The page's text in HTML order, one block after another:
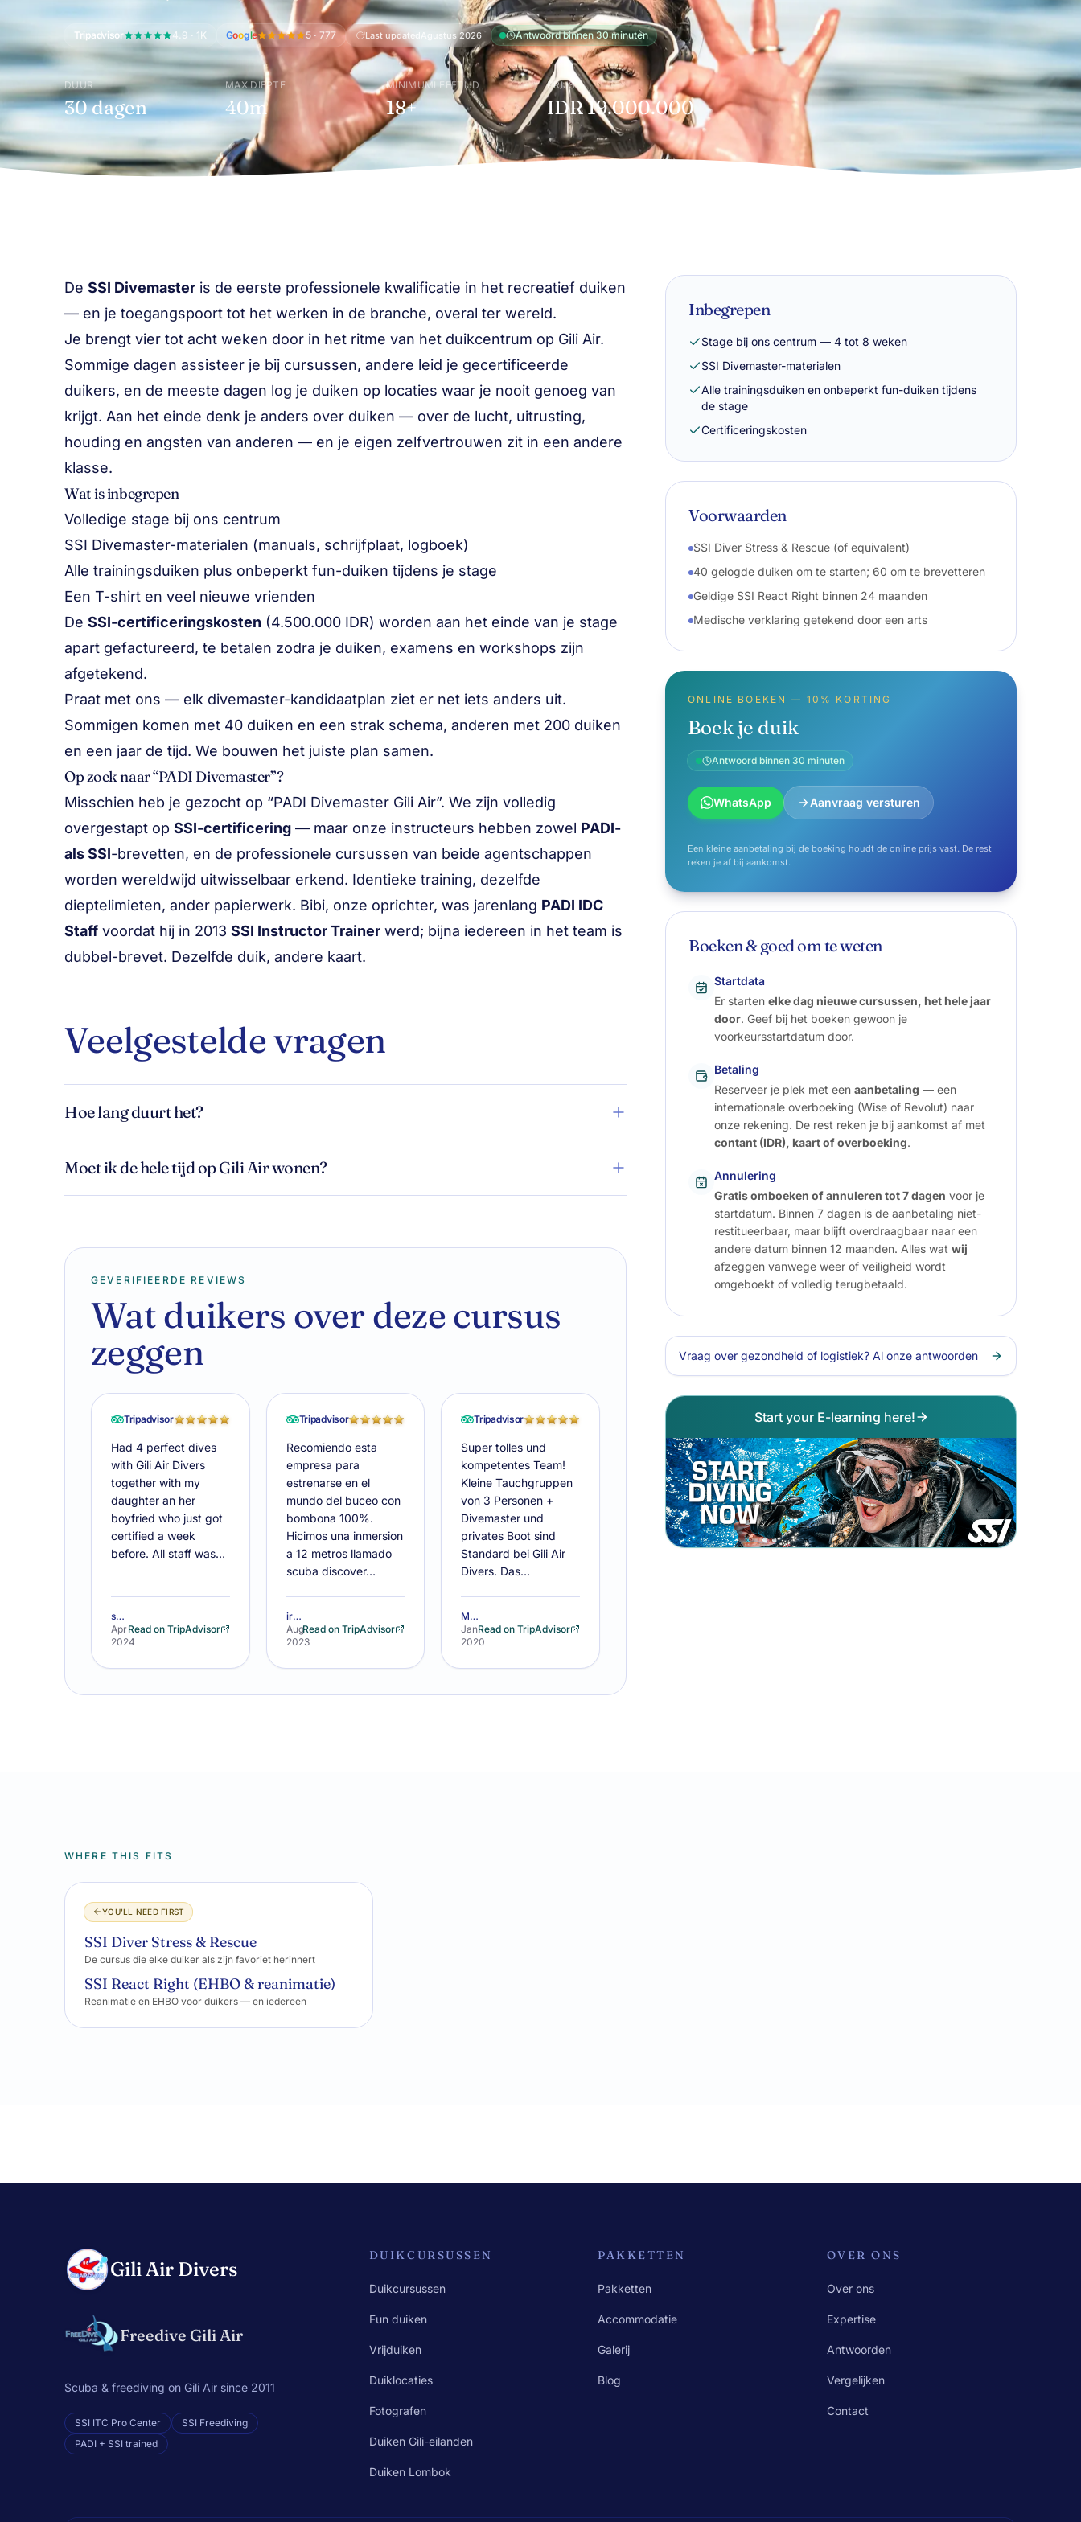
Tripadvisor 4.9 · 1K Google 5 · 777 Last updated Agustus 2026 Antwoord binnen 30 minuten
DUUR
30 dagen
MAX DIEPTE
40m
MINIMUMLEEFTIJD
18+
PRIJS
IDR 19.000.000
De SSI Divemaster is de eerste professionele kwalificatie in het recreatief duiken
— en je toegangspoort tot het werken in de branche, overal ter wereld.
Je brengt vier tot acht weken door in het ritme van het duikcentrum op Gili Air.
Sommige dagen assisteer je bij cursussen, andere leid je gecertificeerde
duikers, en de meeste dagen log je duiken op locaties waar je nooit genoeg van
krijgt. Aan het einde denk je anders over duiken — over de lucht, uitrusting,
houding en angsten van anderen — en je eigen zelfvertrouwen zit in een andere
klasse.
Wat is inbegrepen
Volledige stage bij ons centrum
SSI Divemaster-materialen (manuals, schrijfplaat, logboek)
Alle trainingsduiken plus onbeperkt fun-duiken tijdens je stage
Een T-shirt en veel nieuwe vrienden
De SSI-certificeringskosten (4.500.000 IDR) worden aan het einde van je stage
apart gefactureerd, te betalen zodra je duiken, examens en workshops zijn
afgetekend.
Praat met ons — elk divemaster-kandidaatplan ziet er net iets anders uit.
Sommigen komen met 40 duiken en een strak schema, anderen met 200 duiken
en een jaar de tijd. We bouwen het juiste plan samen.
Op zoek naar “PADI Divemaster”?
Misschien heb je gezocht op “PADI Divemaster Gili Air”. We zijn volledig
overgestapt op SSI-certificering — maar onze instructeurs hebben zowel PADI-
als SSI-brevetten, en de professionele cursussen van beide agentschappen
worden wereldwijd uitwisselbaar erkend. Identieke training, dezelfde
dieptelimieten, ander papierwerk. Bibi, onze oprichter, was jarenlang PADI IDC
Staff voordat hij in 2013 SSI Instructor Trainer werd; bijna iedereen in het team is
dubbel-brevet. Dezelfde duik, andere kaart.
Veelgestelde vragen
Hoe lang duurt het?
Moet ik de hele tijd op Gili Air wonen?
GEVERIFIEERDE REVIEWS
Wat duikers over deze cursus
zeggen
Tripadvisor
Had 4 perfect dives
with Gili Air Divers
together with my
daughter an her
boyfried who just got
certified a week
before. All staff was…
skotti112
Apr
2024
Read on TripAdvisor
Tripadvisor
Recomiendo esta
empresa para
estrenarse en el
mundo del buceo con
bombona 100%.
Hicimos una inmersion
a 12 metros llamado
scuba discover…
irenetor92
Aug
2023
Read on TripAdvisor
Tripadvisor
Super tolles und
kompetentes Team!
Kleine Tauchgruppen
von 3 Personen +
Divemaster und
privates Boot sind
Standard bei Gili Air
Divers. Das…
MoritzB418
Jan
2020
Read on TripAdvisor
Inbegrepen
Stage bij ons centrum — 4 tot 8 weken
SSI Divemaster-materialen
Alle trainingsduiken en onbeperkt fun-duiken tijdens
de stage
Certificeringskosten
Voorwaarden
SSI Diver Stress & Rescue (of equivalent)
40 gelogde duiken om te starten; 60 om te brevetteren
Geldige SSI React Right binnen 24 maanden
Medische verklaring getekend door een arts
ONLINE BOEKEN — 10% KORTING
Boek je duik
Antwoord binnen 30 minuten
WhatsApp Aanvraag versturen
Een kleine aanbetaling bij de boeking houdt de online prijs vast. De rest
reken je af bij aankomst.
Boeken & goed om te weten
Startdata
Er startenelke dag nieuwe cursussen, het hele jaar
door. Geef bij het boeken gewoon je
voorkeursstartdatum door.
Betaling
Reserveer je plek met eenaanbetaling — een
internationale overboeking (Wise of Revolut) naar
onze rekening. De rest reken je bij aankomst af met
contant (IDR), kaart of overboeking.
Annulering
Gratis omboeken of annuleren tot 7 dagen voor je
startdatum. Binnen 7 dagen is de aanbetaling niet-
restitueerbaar, maar blijft overdraagbaar naar een
andere datum binnen 12 maanden. Alles watwij
afzeggen vanwege weer of veiligheid wordt
omgeboekt of volledig terugbetaald.
Vraag over gezondheid of logistiek? Al onze antwoorden
Start your E-learning here!
WHERE THIS FITS
YOU'LL NEED FIRST
SSI Diver Stress & Rescue
De cursus die elke duiker als zijn favoriet herinnert
SSI React Right (EHBO & reanimatie)
Reanimatie en EHBO voor duikers — en iedereen
Gili Air Divers
Freedive Gili Air
Scuba & freediving on Gili Air since 2011
SSI ITC Pro Center
SSI Freediving
PADI + SSI trained
DUIKCURSUSSEN
Duikcursussen
Fun duiken
Vrijduiken
Duiklocaties
Fotografen
Duiken Gili-eilanden
Duiken Lombok
PAKKETTEN
Pakketten
Accommodatie
Galerij
Blog
OVER ONS
Over ons
Expertise
Antwoorden
Vergelijken
Contact